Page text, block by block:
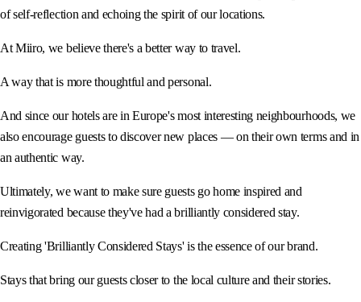
of self-reflection and echoing the spirit of our locations.
At Miiro, we believe there's a better way to travel.
A way that is more thoughtful and personal.
And since our hotels are in Europe's most interesting neighbourhoods, we
also encourage guests to discover new places — on their own terms and in
an authentic way.
Ultimately, we want to make sure guests go home inspired and
reinvigorated because they've had a brilliantly considered stay.
Creating 'Brilliantly Considered Stays' is the essence of our brand.
Stays that bring our guests closer to the local culture and their stories.